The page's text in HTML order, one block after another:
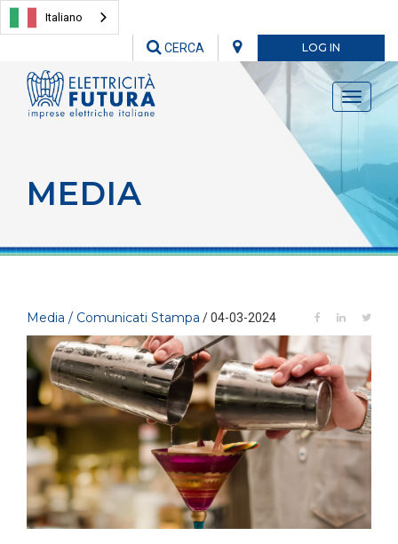
Italiano
LOG IN
CERCA
Toggle
MEDIA
Media / Comunicati Stampa / 04-03-2024